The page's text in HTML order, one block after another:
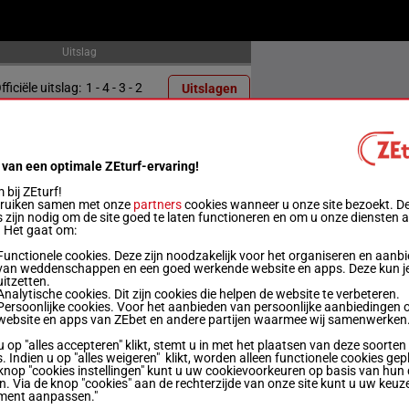
Uitslag
uitslag: 1 - 4 - 3 - 2 Uitslagen
Officiële uitslag:
uitslag: 4 - 7 - 1 - 3 Uitslagen
uitslag: 5 - 9 - 1 - 4 Uitslagen
uitslag: 1 - 7 - 4 - 3 Uitslagen
uitslag: 8 - 9 - 2 - 4 Uitslagen
een optimale ZEturf-ervaring!
bij ZEturf!
samen met onze partnerscookies wanneer u onze site bezoekt.
zijn nodig om de site goed te laten functioneren en om u onze diensten
Het gaat om:
cookies. Deze zijn noodzakelijk voor het organiseren en
weddenschappen en een goed werkende website en apps. Deze kun
cookies. Dit zijn cookies die helpen de website te verbeteren.
cookies. Voor het aanbieden van persoonlijke aanbiedingen
en apps van ZEbet en andere partijen waarmee wij samenwerken.
op "alles accepteren" klikt, stemt u in met het plaatsen van deze soorten
Indien u op "alles weigeren" klikt, worden alleen functionele cookies
"cookies instellingen" kunt u uw cookievoorkeuren op basis van hun
Via de knop "cookies" aan de rechterzijde van onze site kunt u uw
aanpassen."